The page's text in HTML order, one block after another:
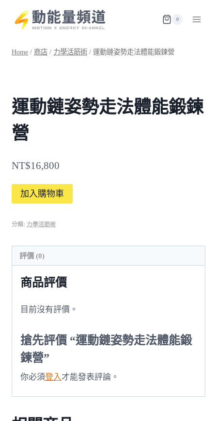
content
0
Home / 商店 / 力學活筋術 / 運動鏈姿勢走法體能鍛鍊營
運動鏈姿勢走法體能鍛鍊
營
NT$16,800
動
姿
法
加入購物車
分類: 力學活筋術
評價 (0)
商品評價
目前沒有評價。
搶先評價 “運動鏈姿勢走法體能鍛
鍊營”
你必須登入才能發表評論。